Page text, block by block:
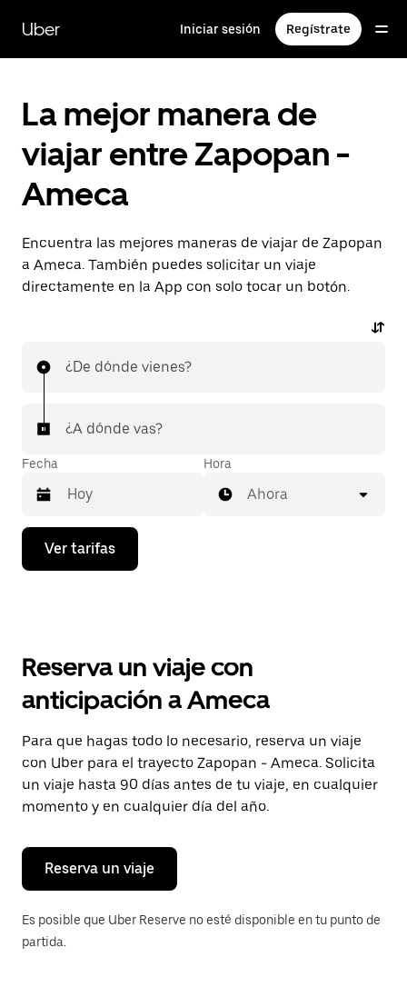
contenido
principal
Uber Iniciar sesión Regístrate
La mejor manera de
viajar entre Zapopan -
Ameca
Encuentra las mejores maneras de viajar de Zapopan
a Ameca. También puedes solicitar un viaje
directamente en la App con solo tocar un botón.
¿De dónde vienes?
¿A dónde vas?
Fecha
Presiona
flecha
el
y
selecciona
una
fecha.
Presiona
la
tecla Esc
para
el
calendario.
Hora
Ahora
Ver tarifas
Reserva un viaje con
anticipación a Ameca
Para que hagas todo lo necesario, reserva un viaje
con Uber para el trayecto Zapopan - Ameca. Solicita
un viaje hasta 90 días antes de tu viaje, en cualquier
momento y en cualquier día del año.
Reserva un viaje
Es posible que Uber Reserve no esté disponible en tu punto de
partida.